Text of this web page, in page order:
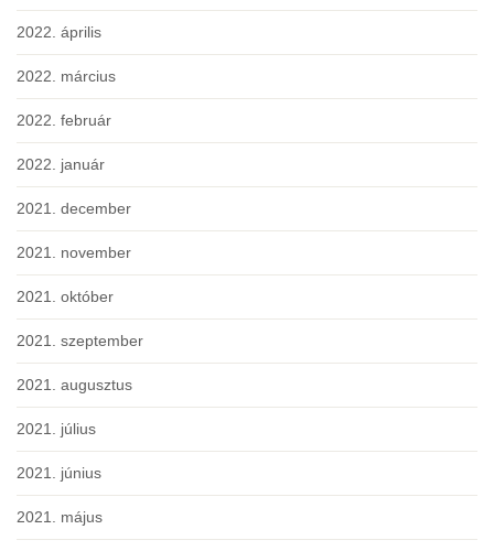
2022. április
2022. március
2022. február
2022. január
2021. december
2021. november
2021. október
2021. szeptember
2021. augusztus
2021. július
2021. június
2021. május